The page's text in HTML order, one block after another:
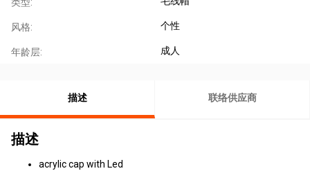
风格: 个性
年龄层: 成人
描述 联络供应商
描述
acrylic cap with Led